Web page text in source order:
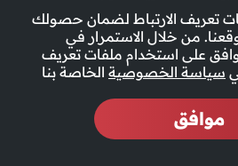
تعريف الارتباط لضمان حصولك
من خلال الاستمرار في
على استخدام ملفات تعريف
سياسة الخصوصية الخاصة بنا
موافق